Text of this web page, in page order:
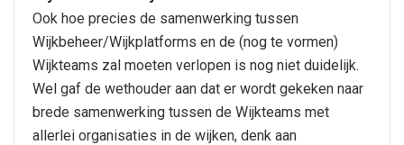
Ook hoe precies de samenwerking tussen
Wijkbeheer/Wijkplatforms en de (nog te vormen)
Wijkteams zal moeten verlopen is nog niet duidelijk.
Wel gaf de wethouder aan dat er wordt gekeken naar
brede samenwerking tussen de Wijkteams met
allerlei organisaties in de wijken, denk aan